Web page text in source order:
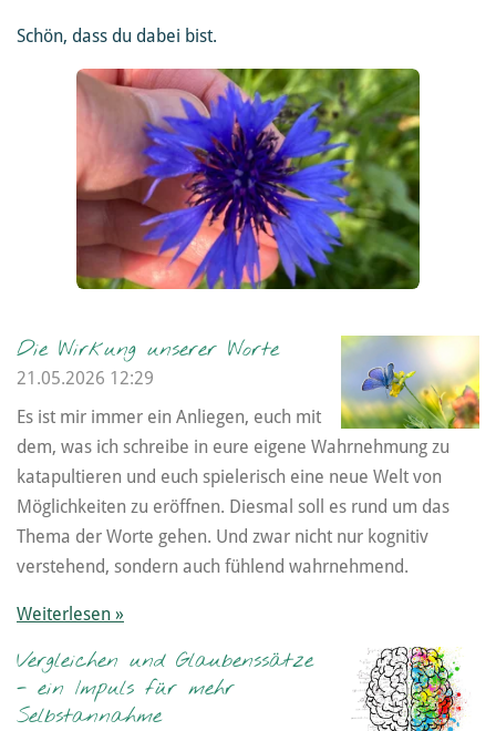
Schön, dass du dabei bist.
Die Wirkung unserer Worte
21.05.2026 12:29
Es ist mir immer ein Anliegen, euch mit
dem, was ich schreibe in eure eigene Wahrnehmung zu
katapultieren und euch spielerisch eine neue Welt von
Möglichkeiten zu eröffnen. Diesmal soll es rund um das
Thema der Worte gehen. Und zwar nicht nur kognitiv
verstehend, sondern auch fühlend wahrnehmend.
Weiterlesen »
Vergleichen und Glaubenssätze
- ein Impuls für mehr
Selbstannahme